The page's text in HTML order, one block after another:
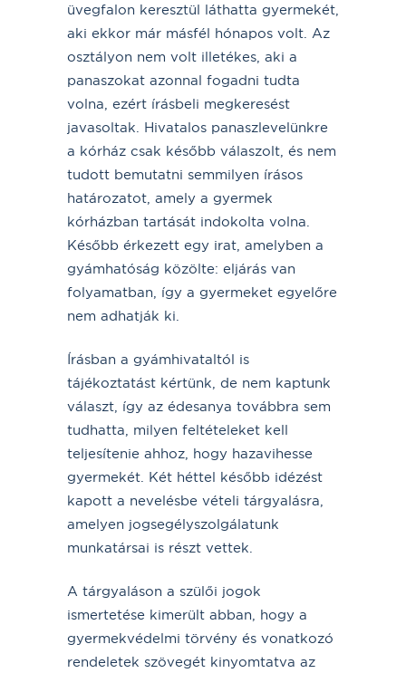
üvegfalon keresztül láthatta gyermekét,
aki ekkor már másfél hónapos volt. Az
osztályon nem volt illetékes, aki a
panaszokat azonnal fogadni tudta
volna, ezért írásbeli megkeresést
javasoltak. Hivatalos panaszlevelünkre
a kórház csak később válaszolt, és nem
tudott bemutatni semmilyen írásos
határozatot, amely a gyermek
kórházban tartását indokolta volna.
Később érkezett egy irat, amelyben a
gyámhatóság közölte: eljárás van
folyamatban, így a gyermeket egyelőre
nem adhatják ki.
Írásban a gyámhivataltól is
tájékoztatást kértünk, de nem kaptunk
választ, így az édesanya továbbra sem
tudhatta, milyen feltételeket kell
teljesítenie ahhoz, hogy hazavihesse
gyermekét. Két héttel később idézést
kapott a nevelésbe vételi tárgyalásra,
amelyen jogsegélyszolgálatunk
munkatársai is részt vettek.
A tárgyaláson a szülői jogok
ismertetése kimerült abban, hogy a
gyermekvédelmi törvény és vonatkozó
rendeletek szövegét kinyomtatva az